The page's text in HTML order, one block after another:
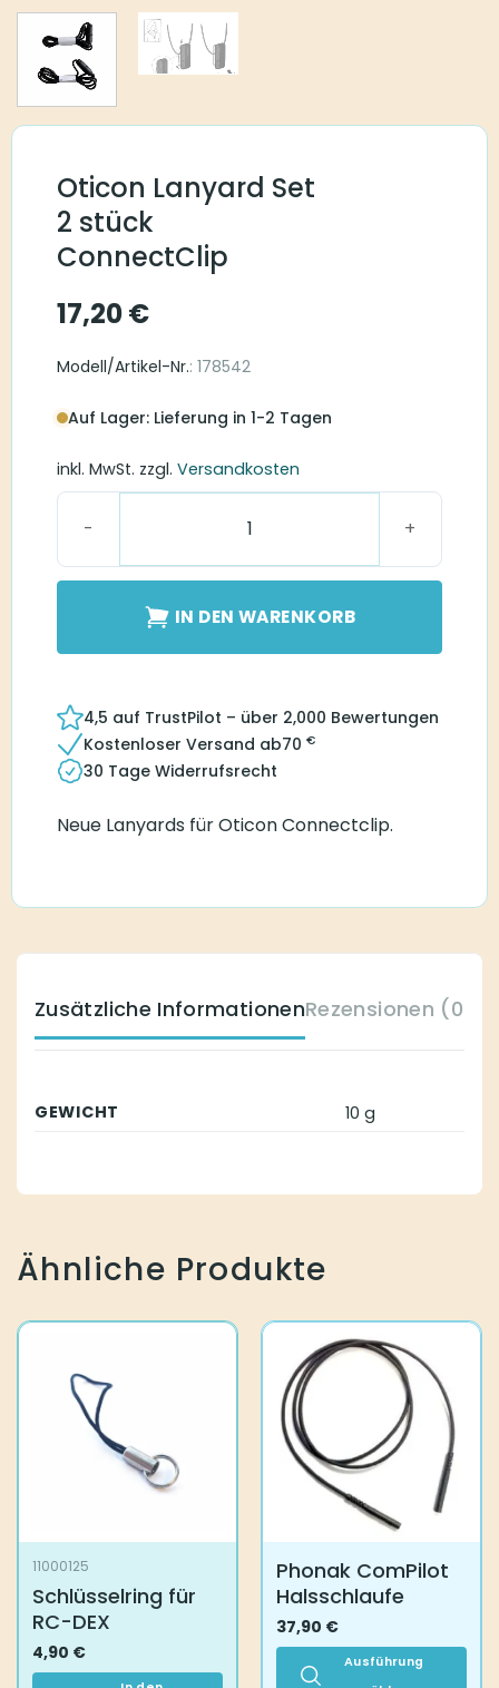
Oticon Lanyard Set
2 stück
ConnectClip
17,20€
Modell/Artikel-Nr.: 178542
Auf Lager: Lieferung in 1-2 Tagen
inkl. MwSt. zzgl. Versandkosten
Oticon Lanyard Set 2 stück ConnectClip Menge
IN DEN WARENKORB
4,5 auf TrustPilot – über 2,000 Bewertungen
Kostenloser Versand ab70 €
30 Tage Widerrufsrecht
Neue Lanyards für Oticon Connectclip.
Zusätzliche InformationenRezensionen (0)
GEWICHT 10 g
Ähnliche Produkte
11000125
Schlüsselring für
RC-DEX
4,90 €
Phonak ComPilot
Halsschlaufe
37,90 €
Ausführung